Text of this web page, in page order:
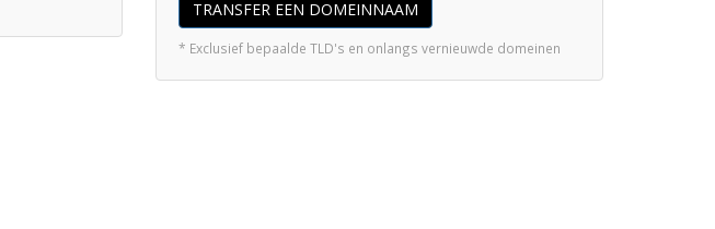
TRANSFER EEN DOMEINNAAM
* Exclusief bepaalde TLD's en onlangs vernieuwde domeinen